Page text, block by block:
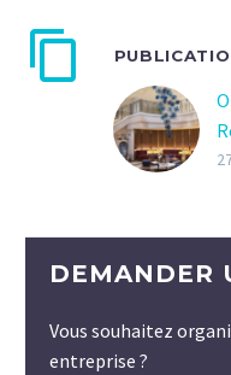
DEMANDER
Vous souhaitez
entreprise ?